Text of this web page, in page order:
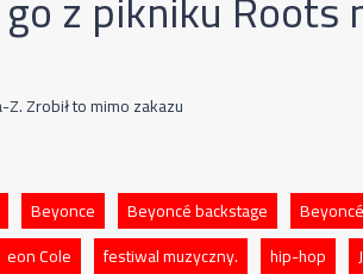
Zrobił to mimo zakazu
Beyonce Beyoncé backstage
eon Cole festiwal muzyczny. hip-hop